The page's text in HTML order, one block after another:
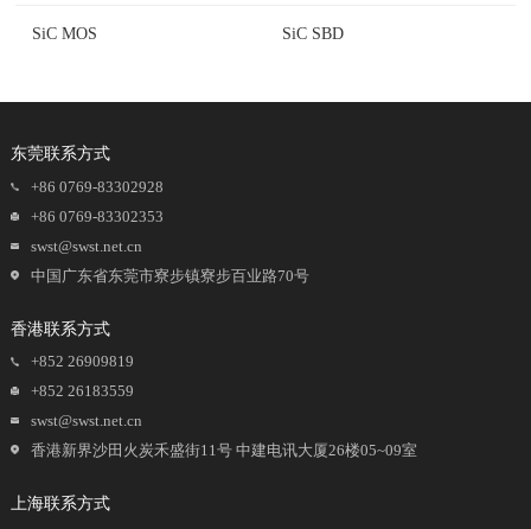
SiC MOS SiC SBD
东莞联系方式
+86 0769-83302928
+86 0769-83302353
swst@swst.net.cn
中国广东省东莞市寮步镇寮步百业路70号
香港联系方式
+852 26909819
+852 26183559
swst@swst.net.cn
香港新界沙田火炭禾盛街11号 中建电讯大厦26楼05~09室
上海联系方式